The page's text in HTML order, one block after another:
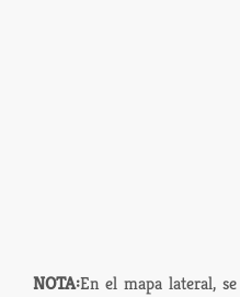
NOTA:En el mapa lateral,